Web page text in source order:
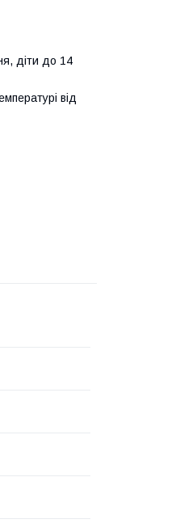
діти до 14
від